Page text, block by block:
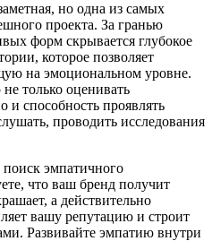
но одна из самых
проекта. За гранью
форм скрывается глубокое
которое позволяет
на эмоциональном уровне.
только оценивать
способность проявлять
проводить исследования
эмпатичного
что ваш бренд получит
а действительно
вашу репутацию и строит
Развивайте эмпатию внутри